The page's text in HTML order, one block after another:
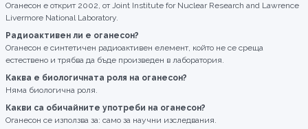
Оганесон е открит 2002, от Joint Institute for Nuclear Research and Lawrence
Livermore National Laboratory.
Радиоактивен ли е оганесон?
Оганесон е синтетичен радиоактивен елемент, който не се среща
естествено и трябва да бъде произведен в лаборатория.
Каква е биологичната роля на оганесон?
Няма биологична роля.
Какви са обичайните употреби на оганесон?
Оганесон се използва за: само за научни изследвания.